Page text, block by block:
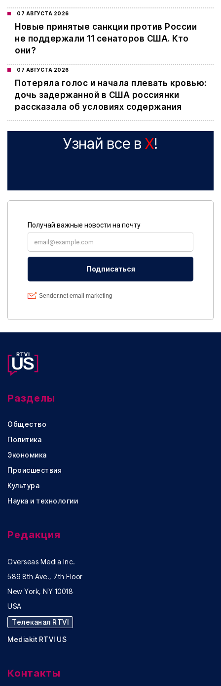
07 АВГУСТА 2026
Новые принятые санкции против России
не поддержали 11 сенаторов США. Кто
они?
07 АВГУСТА 2026
Потеряла голос и начала плевать кровью:
дочь задержанной в США россиянки
рассказала об условиях содержания
Узнай все в X!
Разделы
Общество
Политика
Экономика
Происшествия
Культура
Наука и технологии
Редакция
Overseas Media Inc.
589 8th Ave., 7th Floor
New York, NY 10018
USA
Телеканал RTVI
Mediakit RTVI US
Контакты